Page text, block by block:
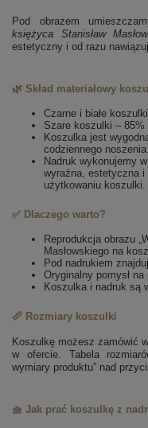
Pod obrazem
księżyca
Stanisław
estetyczny i od razu
🌿 Skład materiałowy
Czarne i białe
Szare koszulki – 85%
Koszulka jest
codziennego noszenia.
Nadruk wykonujemy
wyraźna, estetyczna i
użytkowaniu koszulki.
✅ Dlaczego warto?
Reprodukcja obrazu
Masłowskiego na
Pod nadrukiem
Oryginalny pomysł
Koszulka i nadruk są
📏 Rozmiary koszulki
Koszulkę możesz zamówić
w ofercie. Tabela
wymiary produktu” nad
🧺 Jak prać koszulkę z